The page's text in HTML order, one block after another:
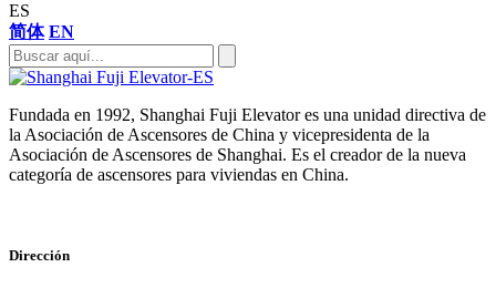
ES
简体 EN
Fundada en 1992, Shanghai Fuji Elevator es una unidad directiva de
la Asociación de Ascensores de China y vicepresidenta de la
Asociación de Ascensores de Shanghai. Es el creador de la nueva
categoría de ascensores para viviendas en China.
Dirección